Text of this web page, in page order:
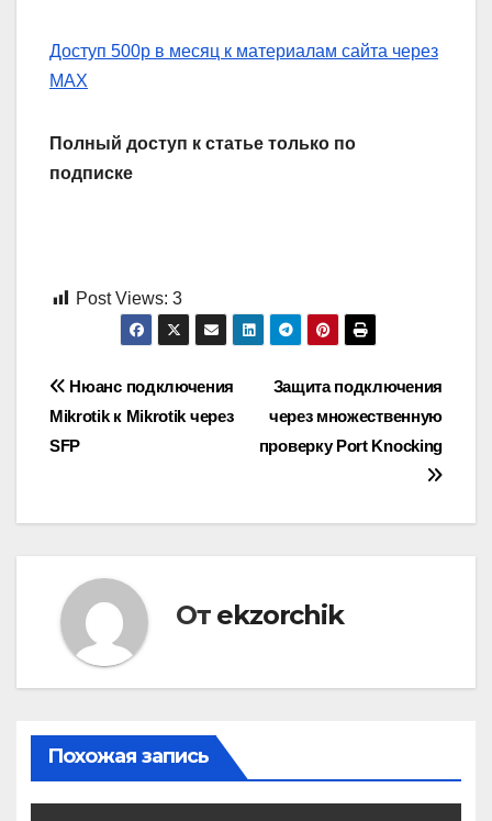
Доступ 500р в месяц к материалам сайта через
MAX
Полный доступ к статье только по
подписке
Post Views: 3
Навигация
по
Защита подключения
через множественную
проверку Port Knocking
Нюанс подключения
Mikrotik к Mikrotik через
SFP
От ekzorchik
Похожая запись